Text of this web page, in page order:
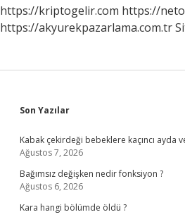
https://kriptogelir.com https://
https://akyurekpazarlama.com.tr
Sidebar
Son Yazılar
Kabak çekirdeği bebeklere kaçıncı ayda
Ağustos 7, 2026
Bağımsız değişken nedir fonksiyon ?
Ağustos 6, 2026
Kara hangi bölümde öldü ?